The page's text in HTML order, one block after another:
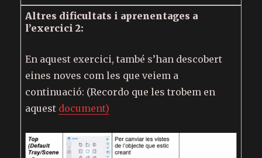
Altres dificultats i aprenentages a
l’exercici 2:
En aquest exercici, també s’han descobert
eines noves com les que veiem a
continuació: (Recordo que les trobem en
aquest document)